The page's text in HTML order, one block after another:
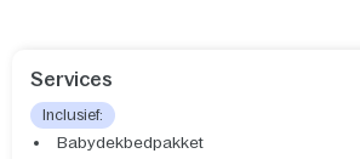
Services
Inclusief:
Babydekbedpakket